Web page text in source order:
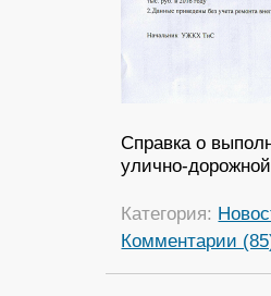
Справка о
улично-
Категория:
Комментарии